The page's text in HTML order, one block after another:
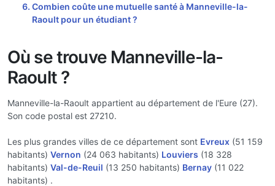
Combien coûte une mutuelle santé à Manneville-la-
Raoult pour un étudiant ?
Où se trouve Manneville-la-
Raoult ?
Manneville-la-Raoult appartient au département de l'Eure (27).
Son code postal est 27210.
Les plus grandes villes de ce département sont Evreux (51 159
habitants) Vernon (24 063 habitants) Louviers (18 328
habitants) Val-de-Reuil (13 250 habitants) Bernay (11 022
habitants) .